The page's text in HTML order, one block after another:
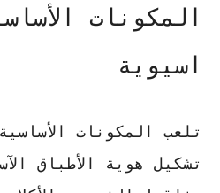
المكونات
اسيوية
تلعب المكونات
تشكيل هوية الأطباق